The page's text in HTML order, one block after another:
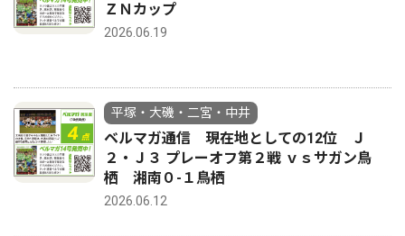
ＺＮカップ
2026.06.19
平塚・大磯・二宮・中井
ベルマガ通信 現在地としての12位 Ｊ
２・Ｊ３ プレーオフ第２戦 ｖｓサガン鳥
栖 湘南０-１鳥栖
2026.06.12